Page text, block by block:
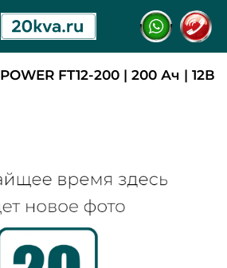
FT12-200 | 200 Ач | 12В